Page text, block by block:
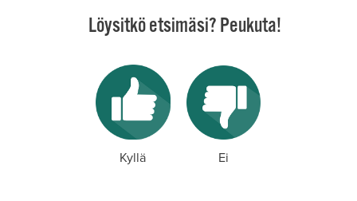
Löysitkö etsimäsi? Peukuta!
Kyllä Ei